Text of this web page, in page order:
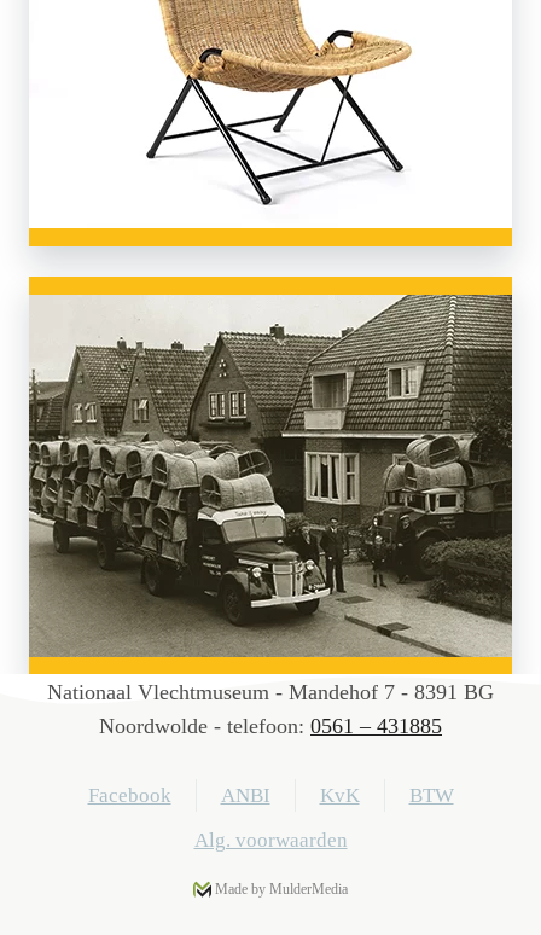
Nationaal Vlechtmuseum - Mandehof 7 - 8391 BG
Noordwolde - telefoon: 0561 – 431885
Facebook ANBI KvK
BTW
Alg. voorwaarden
Made by MulderMedia